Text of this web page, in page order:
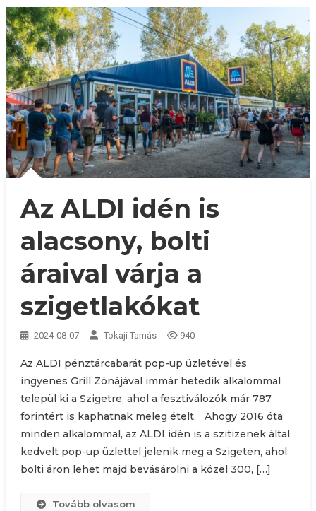
Az ALDI idén is
alacsony, bolti
áraival várja a
szigetlakókat
2024-08-07 Tokaji Tamás 940
Az ALDI pénztárcabarát pop-up üzletével és
ingyenes Grill Zónájával immár hetedik alkalommal
települ ki a Szigetre, ahol a fesztiválozók már 787
forintért is kaphatnak meleg ételt. Ahogy 2016 óta
minden alkalommal, az ALDI idén is a szitizenek által
kedvelt pop-up üzlettel jelenik meg a Szigeten, ahol
bolti áron lehet majd bevásárolni a közel 300, […]
Tovább olvasom